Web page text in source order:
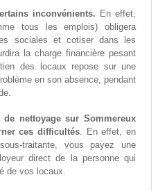
inconvénients. En effet,
tous les emplois) obligera
sociales et cotiser dans les
la charge financière pesant
des locaux repose sur une
en son absence, pendant
de nettoyage sur Sommereux
ces difficultés. En effet, en
traitante, vous payez une
direct de la personne qui
de vos locaux.